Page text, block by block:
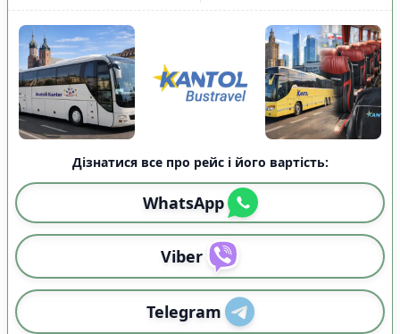
Дізнатися все про рейс і його вартість:
WhatsApp
Viber
Telegram